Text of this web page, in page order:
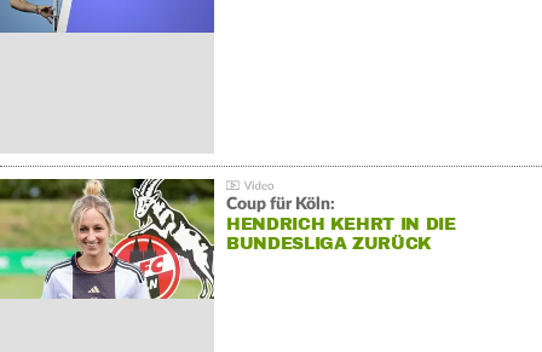
Coup für Köln:
HENDRICH KEHRT IN DIE
BUNDESLIGA ZURÜCK